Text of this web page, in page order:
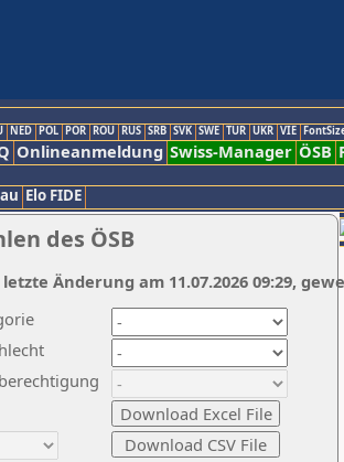
NED POL POR ROU RUS SRB SVK SWE TUR UKR VIE
Onlineanmeldung Swiss-Manager ÖSB
Elo FIDE
des ÖSB
letzte Änderung am 11.07.2026 09:29,